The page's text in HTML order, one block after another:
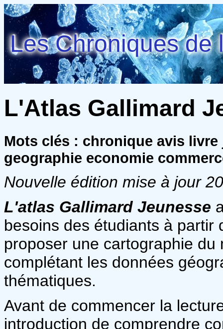
Les Chroniques de
L'Atlas Gallimard
Mots clés : chronique avis
geographie economie
Nouvelle édition mise à jour
L'atlas Gallimard Jeunesse
besoins des étudiants à partir
proposer une cartographie
complétant les données
thématiques.
Avant de commencer la
introduction de comprendre